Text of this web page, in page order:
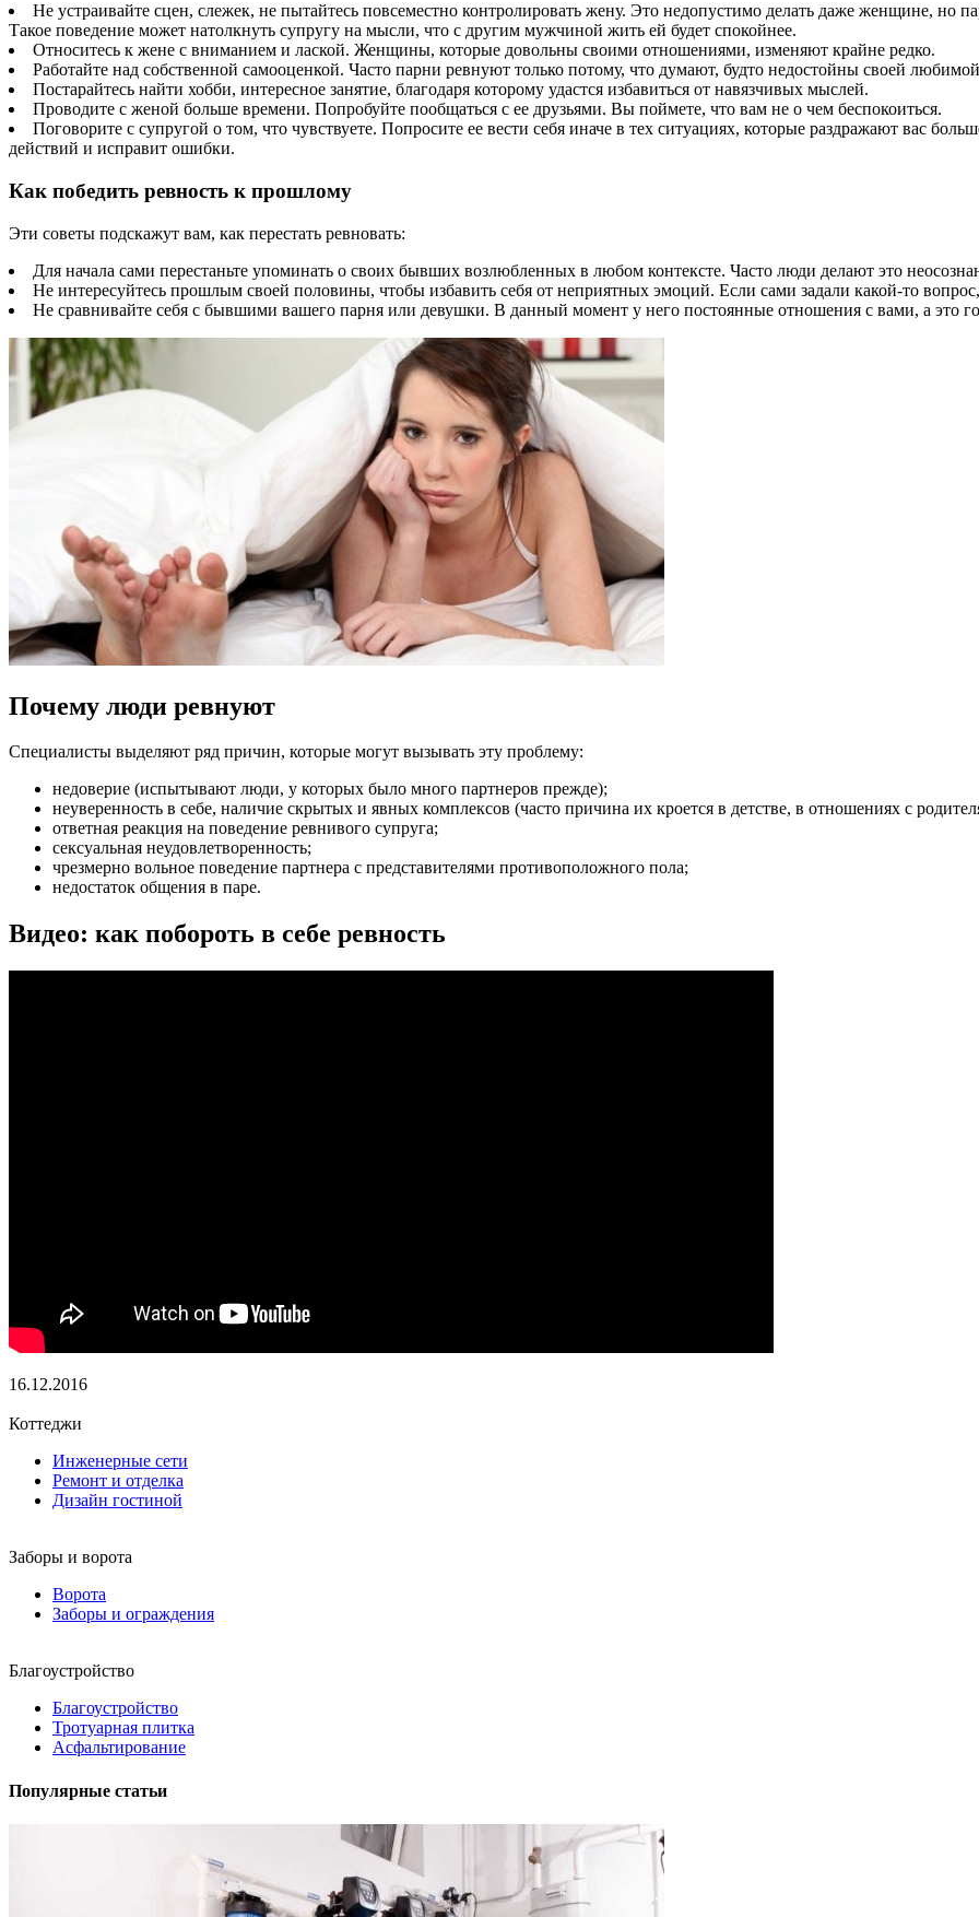
Не устраивайте сцен, слежек, не пытайтесь повсеместно контролировать жену. Это недопустимо делать даже женщине, но
Такое поведение может натолкнуть супругу на мысли, что с другим мужчиной жить ей будет спокойнее.
Относитесь к жене с вниманием и лаской. Женщины, которые довольны своими отношениями, изменяют крайне редко.
Работайте над собственной самооценкой. Часто парни ревнуют только потому, что думают, будто недостойны своей
Постарайтесь найти хобби, интересное занятие, благодаря которому удастся избавиться от навязчивых мыслей.
Проводите с женой больше времени. Попробуйте пообщаться с ее друзьями. Вы поймете, что вам не о чем беспокоиться.
Поговорите с супругой о том, что чувствуете. Попросите ее вести себя иначе в тех ситуациях, которые раздражают вас
действий и исправит ошибки.
Как победить ревность к прошлому
Эти советы подскажут вам, как перестать ревновать:
Для начала сами перестаньте упоминать о своих бывших возлюбленных в любом контексте. Часто люди делают это
Не интересуйтесь прошлым своей половины, чтобы избавить себя от неприятных эмоций. Если сами задали какой-то
Не сравнивайте себя с бывшими вашего парня или девушки. В данный момент у него постоянные отношения с вами, а это
Почему люди ревнуют
Специалисты выделяют ряд причин, которые могут вызывать эту проблему:
недоверие (испытывают люди, у которых было много партнеров прежде);
неуверенность в себе, наличие скрытых и явных комплексов (часто причина их кроется в детстве, в отношениях с
ответная реакция на поведение ревнивого супруга;
сексуальная неудовлетворенность;
чрезмерно вольное поведение партнера с представителями противоположного пола;
недостаток общения в паре.
Видео: как побороть в себе ревность
16.12.2016
Коттеджи
Инженерные сети
Ремонт и отделка
Дизайн гостиной
Заборы и ворота
Ворота
Заборы и ограждения
Благоустройство
Благоустройство
Тротуарная плитка
Асфальтирование
Популярные статьи